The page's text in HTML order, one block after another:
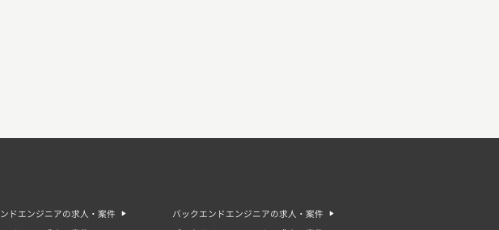
ドエンジニアの求人・案件 バックエンドエンジニアの求人・案件